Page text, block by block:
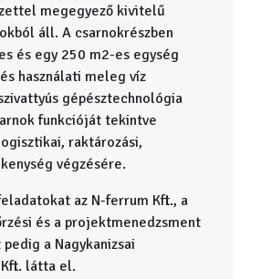
megegyező kivitelű
áll. A csarnokrészben
és egy 250 m2-es egység
használati meleg víz
gépésztechnológia
funkcióját tekintve
raktározási,
végzésére.
az N-ferrum Kft., a
és a projektmenedzsment
a Nagykanizsai
látta el.